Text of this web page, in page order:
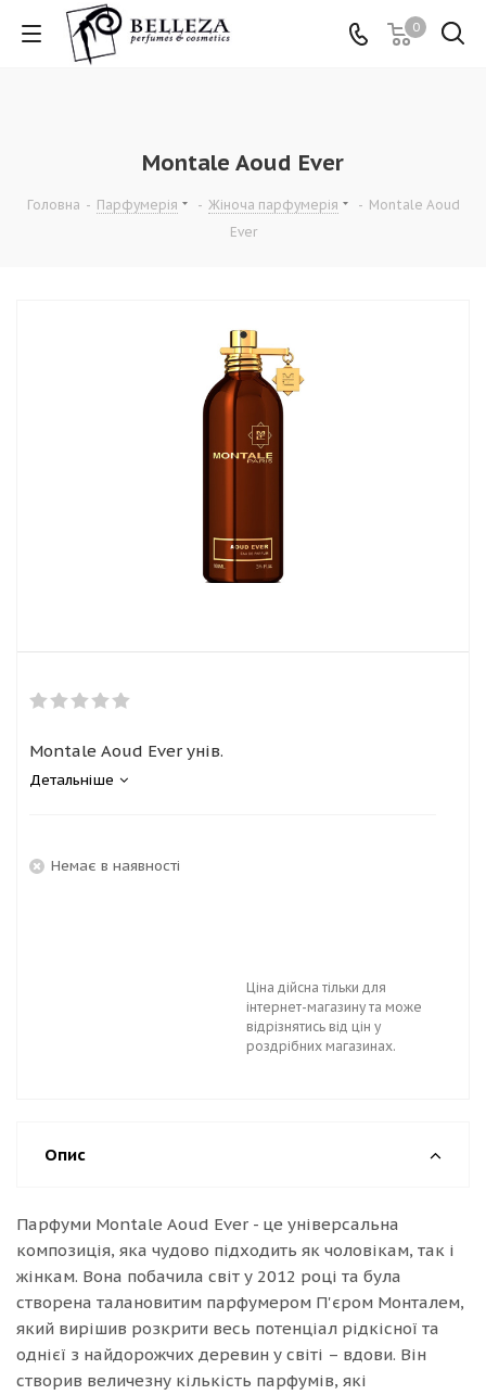
0
Montale Aoud Ever
Головна - Парфумерія - Жіноча парфумерія - Montale Aoud
Ever
Montale Aoud Ever унів.
Детальніше
Немає в наявності
Ціна дійсна тільки для
інтернет-магазину та може
відрізнятись від цін у
роздрібних магазинах.
Опис
Парфуми Montale Aoud Ever - це універсальна
композиція, яка чудово підходить як чоловікам, так і
жінкам. Вона побачила світ у 2012 році та була
створена талановитим парфумером П'єром Монталем,
який вирішив розкрити весь потенціал рідкісної та
однієї з найдорожчих деревин у світі – вдови. Він
створив величезну кількість парфумів, які